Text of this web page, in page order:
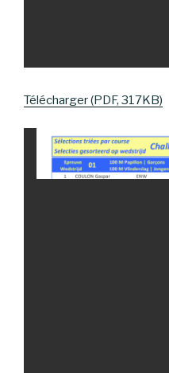
Télécharger (PDF, 317KB)